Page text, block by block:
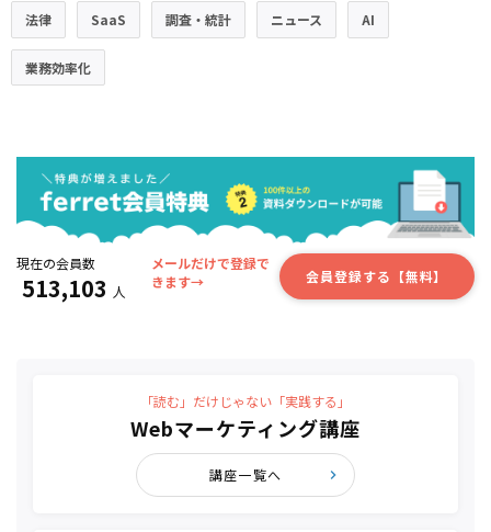
法律 SaaS 調査・統計 ニュース AI
業務効率化
現在の会員数
513,103 人
メールだけで登録で
きます→
会員登録する【無料】
「読む」だけじゃない「実践する」
Webマーケティング講座
講座一覧へ